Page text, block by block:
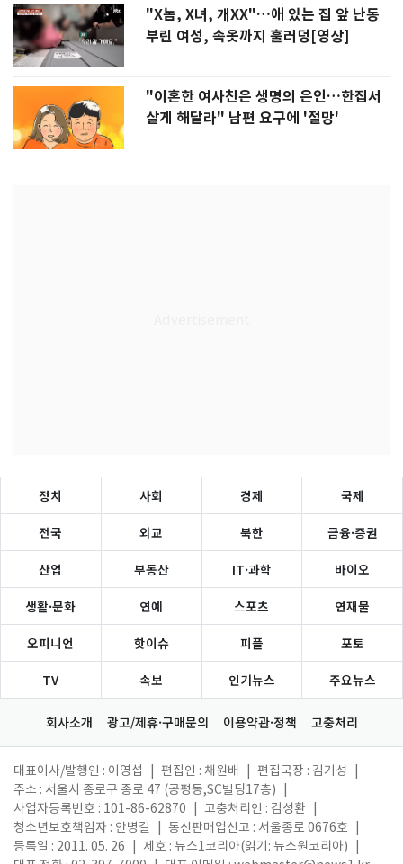
"X놈, X녀, 개XX"…애 있는 집 앞 난동
부린 여성, 속옷까지 훌러덩[영상]
"이혼한 여사친은 생명의 은인…한집서
살게 해달라" 남편 요구에 '절망'
정치 사회 경제 국제
전국 외교 북한 금융·증권
산업 부동산 IT·과학 바이오
생활·문화 연예 스포츠 연재물
오피니언 핫이슈 피플 포토
TV 속보 인기뉴스 주요뉴스
회사소개 광고/제휴·구매문의 이용약관·정책 고충처리
대표이사/발행인 : 이영섭 편집인 : 채원배 편집국장 : 김기성
주소 : 서울시 종로구 종로 47 (공평동,SC빌딩17층)
사업자등록번호 : 101-86-62870
고충처리인 : 김성환
청소년보호책임자 : 안병길
통신판매업신고 : 서울종로 0676호
등록일 : 2011. 05. 26
제호 : 뉴스1코리아(읽기: 뉴스원코리아)